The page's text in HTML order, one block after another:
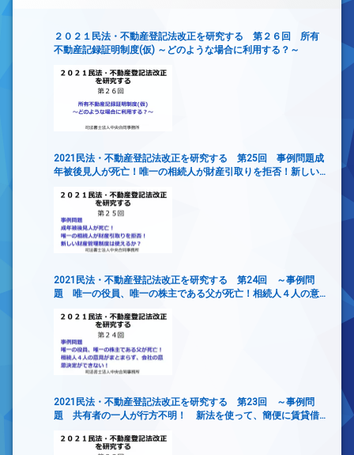
２０２１民法・不動産登記法改正を研究する 第２６回 所有
不動産記録証明制度(仮) ～どのような場合に利用する？～
2021民法・不動産登記法改正を研究する 第25回 事例問題成
年被後見人が死亡！唯一の相続人が財産引取りを拒否！新しい
2021民法・不動産登記法改正を研究する 第24回 ～事例問
題 唯一の役員、唯一の株主である父が死亡！相続人４人の意
2021民法・不動産登記法改正を研究する 第23回 ～事例問
題 共有者の一人が行方不明！ 新法を使って、簡便に賃貸借